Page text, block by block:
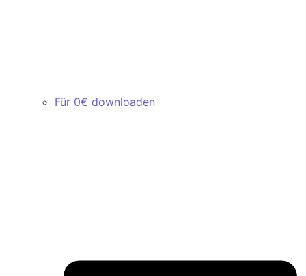
Für 0€ downloaden